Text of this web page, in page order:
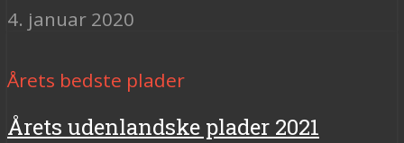
4. januar 2020
Årets bedste plader
Årets udenlandske plader 2021